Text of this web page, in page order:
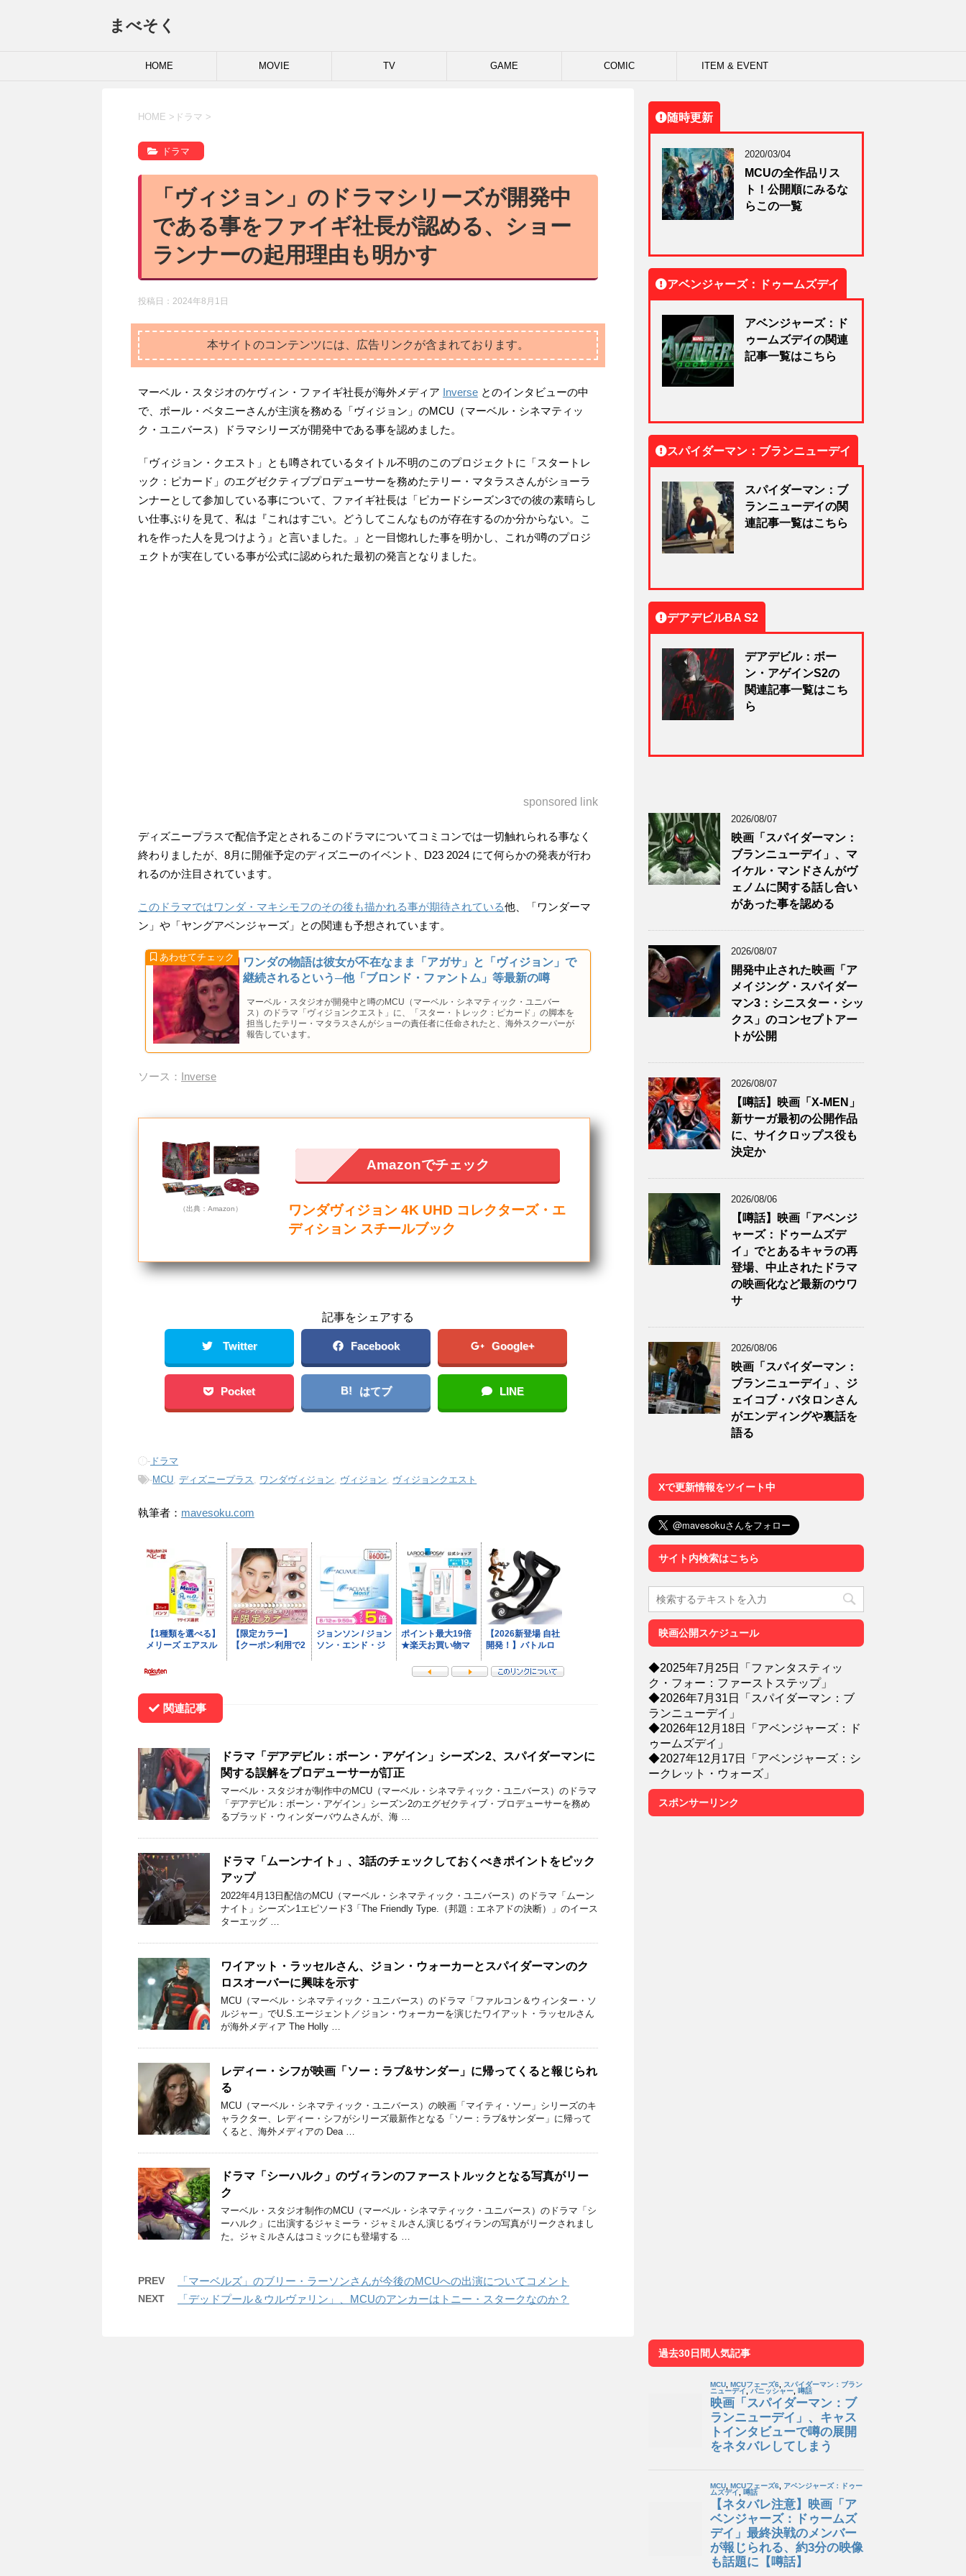
まべそく
HOME MOVIE TV GAME COMIC ITEM & EVENT
HOME > ドラマ >
ドラマ
「ヴィジョン」のドラマシリーズが開発中
である事をファイギ社長が認める、ショー
ランナーの起用理由も明かす
投稿日： 2024年8月1日
本サイトのコンテンツには、広告リンクが含まれております。
マーベル・スタジオのケヴィン・ファイギ社長が海外メディア Inverse とのインタビューの中
で、ポール・ベタニーさんが主演を務める「ヴィジョン」のMCU（マーベル・シネマティッ
ク・ユニバース）ドラマシリーズが開発中である事を認めました。
「ヴィジョン・クエスト」とも噂されているタイトル不明のこのプロジェクトに「スタートレ
ック：ピカード」のエグゼクティブプロデューサーを務めたテリー・マタラスさんがショーラ
ンナーとして参加している事について、ファイギ社長は「ピカードシーズン3での彼の素晴らし
い仕事ぶりを見て、私は『これはすごい。どうしてこんなものが存在するのか分からない。こ
れを作った人を見つけよう』と言いました。」と一目惚れした事を明かし、これが噂のプロジ
ェクトが実在している事が公式に認められた最初の発言となりました。
sponsored link
ディズニープラスで配信予定とされるこのドラマについてコミコンでは一切触れられる事なく
終わりましたが、8月に開催予定のディズニーのイベント、D23 2024 にて何らかの発表が行わ
れるのか注目されています。
このドラマではワンダ・マキシモフのその後も描かれる事が期待されている他、「ワンダーマ
ン」や「ヤングアベンジャーズ」との関連も予想されています。
ワンダの物語は彼女が不在なまま「アガサ」と「ヴィジョン」で
継続されるという─他「ブロンド・ファントム」等最新の噂
マーベル・スタジオが開発中と噂のMCU（マーベル・シネマティック・ユニバー
ス）のドラマ「ヴィジョンクエスト」に、「スター・トレック：ピカード」の脚本を
担当したテリー・マタラスさんがショーの責任者に任命されたと、海外スクーパーが
報告しています。
ソース： Inverse
（出典：Amazon）
Amazonでチェック
ワンダヴィジョン 4K UHD コレクターズ・エ
ディション スチールブック
記事をシェアする
Twitter Facebook Google+
Pocket B! はてブ LINE
- ドラマ
-MCU ,ディズニープラス ワンダヴィジョン ヴィジョン ヴィジョンクエスト
執筆者： mavesoku.com
関連記事
ドラマ「デアデビル：ボーン・アゲイン」シーズン2、スパイダーマンに
関する誤解をプロデューサーが訂正
マーベル・スタジオが制作中のMCU（マーベル・シネマティック・ユニバース）のドラマ
「デアデビル：ボーン・アゲイン」シーズン2のエグゼクティブ・プロデューサーを務め
るブラッド・ウィンダーバウムさんが、海 …
ドラマ「ムーンナイト」、3話のチェックしておくべきポイントをピック
アップ
2022年4月13日配信のMCU（マーベル・シネマティック・ユニバース）のドラマ「ムーン
ナイト」シーズン1エピソード3「The Friendly Type.（邦題：エネアドの決断）」のイース
ターエッグ …
ワイアット・ラッセルさん、ジョン・ウォーカーとスパイダーマンのク
ロスオーバーに興味を示す
MCU（マーベル・シネマティック・ユニバース）のドラマ「ファルコン＆ウィンター・ソ
ルジャー」でU.S.エージェント／ジョン・ウォーカーを演じたワイアット・ラッセルさん
が海外メディア The Holly …
レディー・シフが映画「ソー：ラブ&サンダー」に帰ってくると報じられ
る
MCU（マーベル・シネマティック・ユニバース）の映画「マイティ・ソー」シリーズのキ
ャラクター、レディー・シフがシリーズ最新作となる「ソー：ラブ&サンダー」に帰って
くると、海外メディアの Dea …
ドラマ「シーハルク」のヴィランのファーストルックとなる写真がリー
ク
マーベル・スタジオ制作のMCU（マーベル・シネマティック・ユニバース）のドラマ「シ
ーハルク」に出演するジャミーラ・ジャミルさん演じるヴィランの写真がリークされまし
た。ジャミルさんはコミックにも登場する …
PREV 「マーベルズ」のブリー・ラーソンさんが今後のMCUへの出演についてコメント
NEXT 「デッドプール＆ウルヴァリン」、MCUのアンカーはトニー・スタークなのか？
随時更新
2020/03/04
MCUの全作品リス
ト！公開順にみるな
らこの一覧
アベンジャーズ：ドゥームズデイ
アベンジャーズ：ド
ゥームズデイの関連
記事一覧はこちら
スパイダーマン：ブランニューデイ
スパイダーマン：ブ
ランニューデイの関
連記事一覧はこちら
デアデビルBA S2
デアデビル：ボー
ン・アゲインS2の
関連記事一覧はこち
ら
2026/08/07
映画「スパイダーマン：
ブランニューデイ」、マ
イケル・マンドさんがヴ
ェノムに関する話し合い
があった事を認める
2026/08/07
開発中止された映画「ア
メイジング・スパイダー
マン3：シニスター・シッ
クス」のコンセプトアー
トが公開
2026/08/07
【噂話】映画「X-MEN」
新サーガ最初の公開作品
に、サイクロップス役も
決定か
2026/08/06
【噂話】映画「アベンジ
ャーズ：ドゥームズデ
イ」でとあるキャラの再
登場、中止されたドラマ
の映画化など最新のウワ
サ
2026/08/06
映画「スパイダーマン：
ブランニューデイ」、ジ
ェイコブ・バタロンさん
がエンディングや裏話を
語る
Xで更新情報をツイート中
サイト内検索はこちら
映画公開スケジュール
◆2025年7月25日「ファンタスティッ
ク・フォー：ファーストステップ」
◆2026年7月31日「スパイダーマン：ブ
ランニューデイ」
◆2026年12月18日「アベンジャーズ：ド
ゥームズデイ」
◆2027年12月17日「アベンジャーズ：シ
ークレット・ウォーズ」
スポンサーリンク
過去30日間人気記事